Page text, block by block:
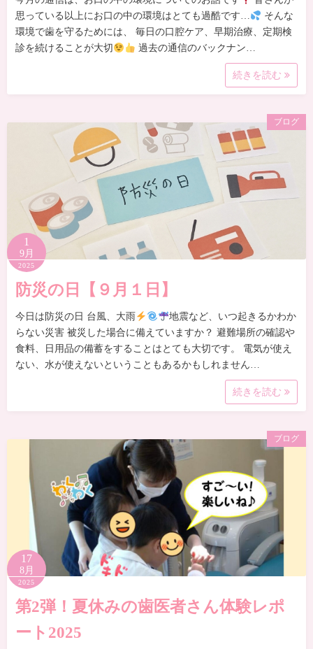
思っている以上にお口の中の環境はとても過酷です…
そんな
環境で歯を守るためには、 毎日の口腔ケア、早期治療、定期検
診を続けることが大切
過去の通信のバックナン…
続きを読む
ブログ
1
9月
2025
防災の日【９月１日】
今日は防災の日 台風、大雨
地震など、いつ起きるかわか
らない災害 被災した場合に備えていますか？ 避難場所の確認や
食料、日用品の備蓄をすることはとても大切です。 電気が使え
ない、水が使えないということもあるかもしれません…
続きを読む
ブログ
17
8月
2025
第2弾！夏休みの歯医者さん体験レポ
ート2025